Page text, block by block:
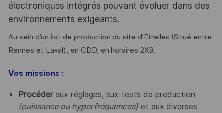
électroniques intégrés pouvant évoluer dans des
environnements exigeants.
Au sein d’un îlot de production du site d’Etrelles (Situé entre
Rennes et Laval), en CDD, en horaires 2X8.
Vos missions :
Procéderaux réglages, aux tests de production
(puissance ou hyperfréquences)et aux diverses